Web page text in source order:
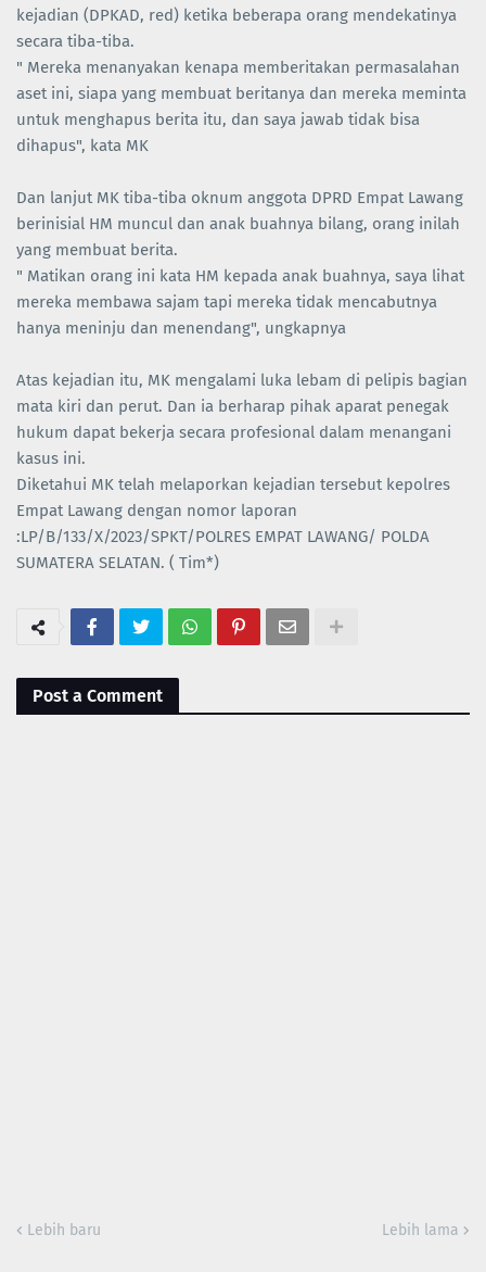
kejadian (DPKAD, red) ketika beberapa orang mendekatinya
secara tiba-tiba.
" Mereka menanyakan kenapa memberitakan permasalahan
aset ini, siapa yang membuat beritanya dan mereka meminta
untuk menghapus berita itu, dan saya jawab tidak bisa
dihapus", kata MK
Dan lanjut MK tiba-tiba oknum anggota DPRD Empat Lawang
berinisial HM muncul dan anak buahnya bilang, orang inilah
yang membuat berita.
" Matikan orang ini kata HM kepada anak buahnya, saya lihat
mereka membawa sajam tapi mereka tidak mencabutnya
hanya meninju dan menendang", ungkapnya
Atas kejadian itu, MK mengalami luka lebam di pelipis bagian
mata kiri dan perut. Dan ia berharap pihak aparat penegak
hukum dapat bekerja secara profesional dalam menangani
kasus ini.
Diketahui MK telah melaporkan kejadian tersebut kepolres
Empat Lawang dengan nomor laporan
:LP/B/133/X/2023/SPKT/POLRES EMPAT LAWANG/ POLDA
SUMATERA SELATAN. ( Tim*)
Post a Comment
Lebih baru Lebih lama